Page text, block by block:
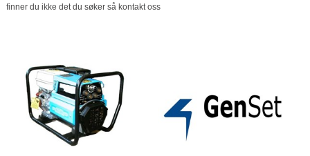
finner du ikke det du søker så kontakt oss